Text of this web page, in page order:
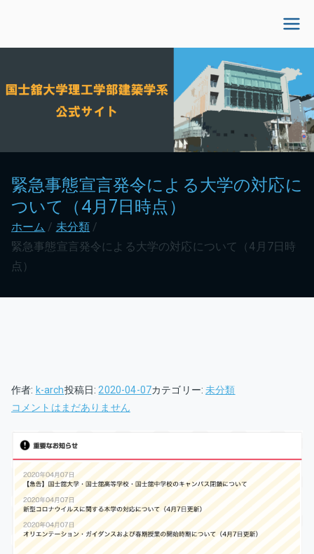
を
キ
国士舘大学理工学部建
築学系公式サイト
緊急事態宣言発令による大学の対応に
ついて（4月7日時点）
ホーム
未分類
緊急事態宣言発令による大学の対応について（4月7日時
点）
作者: k-arch投稿日:2020-04-07カテゴリー:未分類
緊
事
態
宣
言
発
令
に
コメントはまだありません